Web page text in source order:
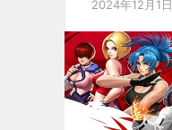
2024年12月1日